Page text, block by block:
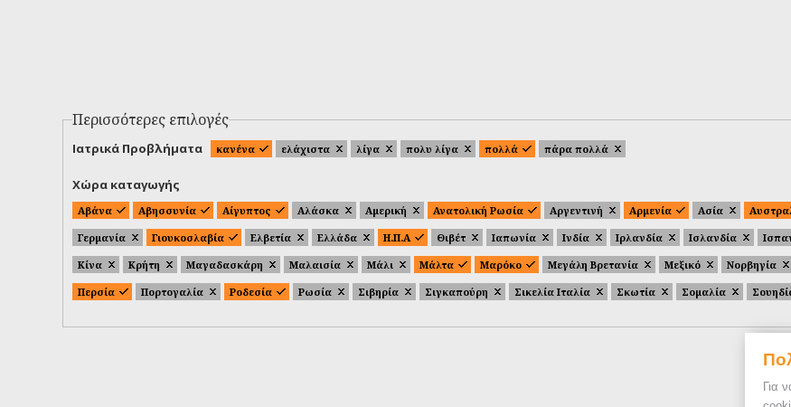
Για
Περισσότερες επιλογές
Ιατρικά Προβλήματα κανένα ελάχιστα λίγα πολυ λίγα πολλά πάρα πολλά
Χώρα καταγωγής
Αβάνα Αβησσυνία Αίγυπτος Αλάσκα Αμερική Ανατολική Ρωσία Αργεντινή Αρμενία Ασία
Γερμανία
Γιουκοσλαβία Ελβετία Ελλάδα Η.Π.Α Θιβέτ Ιαπωνία Ινδία Ιρλανδία Ισλανδία
Κίνα
Κρήτη Μαγαδασκάρη Μαλαισία Μάλι Μάλτα Μαρόκο Μεγάλη Βρετανία Μεξικό Νορβηγία
Περσία
Πορτογαλία Ροδεσία Ρωσία Σιβηρία Σιγκαπούρη Σικελία Ιταλία Σκωτία Σομαλία